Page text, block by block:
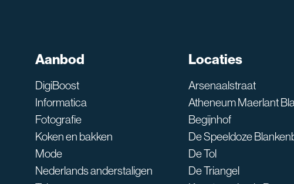
Aanbod
DigiBoost
Informatica
Fotografie
Koken en bakken
Mode
Nederlands anderstaligen
Locaties
Arsenaalstraat
Atheneum Maerlant
Begijnhof
De Speeldoze
De Tol
De Triangel
SNT assistent